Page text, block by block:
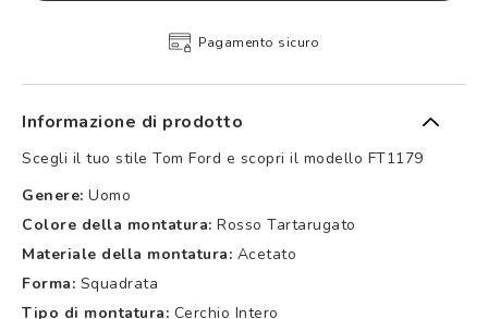
Pagamento sicuro
Informazione di prodotto
Scegli il tuo stile Tom Ford e scopri il modello FT1179
Genere: Uomo
Colore della montatura: Rosso Tartarugato
Materiale della montatura: Acetato
Forma: Squadrata
Tipo di montatura: Cerchio Intero